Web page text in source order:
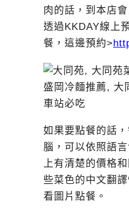
肉的話，到本店
透過KKDAY線上
餐，這邊預約>
如果要點餐的話
腦，可以依照語
上有清楚的價格
些菜色的中文翻
看圖片點餐。